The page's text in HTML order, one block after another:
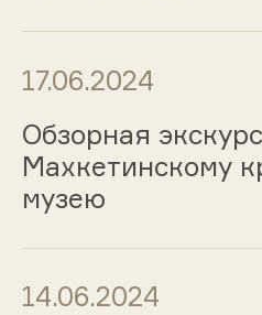
17.06.2024
Обзорная
Махкетинскому
музею
14.06.2024